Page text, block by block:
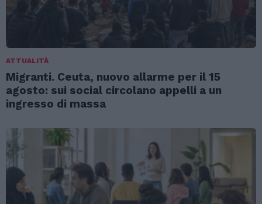
ATTUALITÀ
Migranti. Ceuta, nuovo allarme per il 15
agosto: sui social circolano appelli a un
ingresso di massa